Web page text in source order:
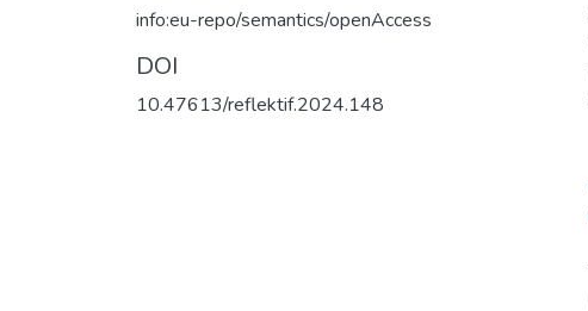
info:eu-repo/semantics/openAccess
DOI
10.47613/reflektif.2024.148